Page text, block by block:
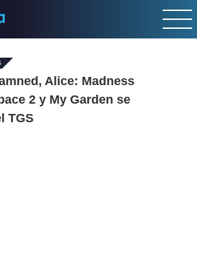
Alice: Madness
2 y My Garden se
TGS